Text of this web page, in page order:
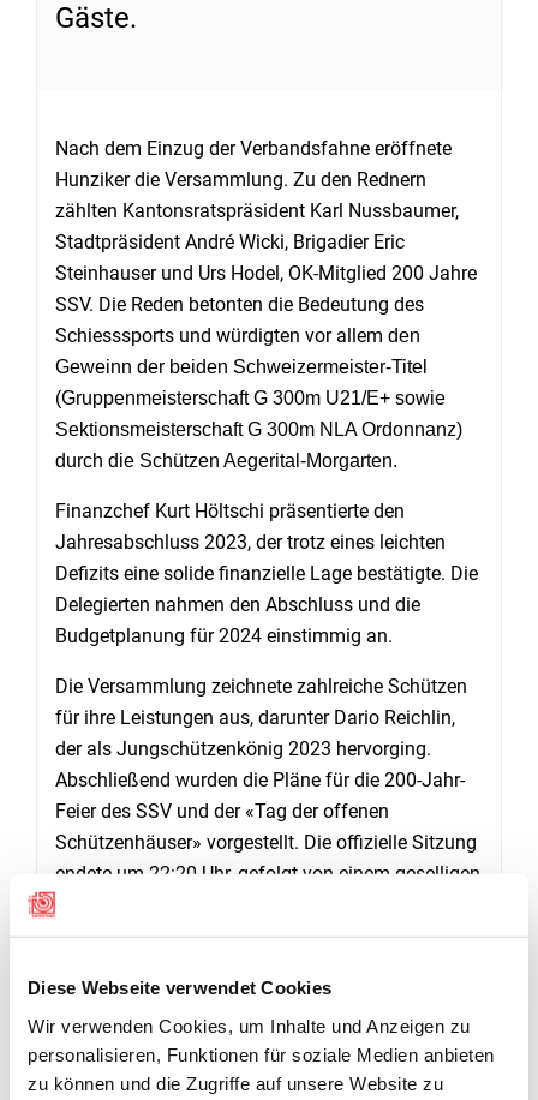
Diese Webseite verwendet Cookies
Wir verwenden Cookies, um Inhalte und Anzeigen zu
personalisieren, Funktionen für soziale Medien anbieten
zu können und die Zugriffe auf unsere Website zu
Gäste.
Nach dem Einzug der Verbandsfahne eröffnete
Hunziker die Versammlung. Zu den Rednern
zählten Kantonsratspräsident Karl Nussbaumer,
Stadtpräsident André Wicki, Brigadier Eric
Steinhauser und Urs Hodel, OK-Mitglied 200 Jahre
SSV. Die Reden betonten die Bedeutung des
Schiesssports und würdigten vor allem den
Geweinn der beiden Schweizermeister-Titel
(Gruppenmeisterschaft G 300m U21/E+ sowie
Sektionsmeisterschaft G 300m NLA Ordonnanz)
durch die Schützen Aegerital-Morgarten.
Finanzchef Kurt Höltschi präsentierte den
Jahresabschluss 2023, der trotz eines leichten
Defizits eine solide finanzielle Lage bestätigte. Die
Delegierten nahmen den Abschluss und die
Budgetplanung für 2024 einstimmig an.
Die Versammlung zeichnete zahlreiche Schützen
für ihre Leistungen aus, darunter Dario Reichlin,
der als Jungschützenkönig 2023 hervorging.
Abschließend wurden die Pläne für die 200-Jahr-
Feier des SSV und der «Tag der offenen
Schützenhäuser» vorgestellt. Die offizielle Sitzung
endete um 22:20 Uhr, gefolgt von einem geselligen
Zug.